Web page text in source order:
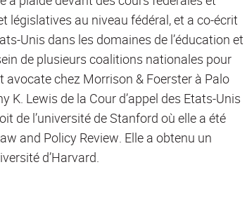
législatives au niveau fédéral, et a co-écrit
Unis dans les domaines de l’éducation et
de plusieurs coalitions nationales pour
chez Morrison & Foerster à Palo
Lewis de la Cour d’appel des Etats-Unis
de l’université de Stanford où elle a été
and Policy Review. Elle a obtenu un
d’Harvard.